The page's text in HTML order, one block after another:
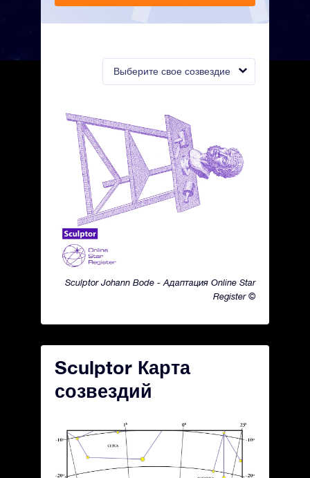
Выберите свое созвездие
Sculptor Johann Bode - Адаптация Online Star
Register ©
Sculptor Карта
созвездий